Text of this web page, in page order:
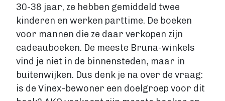
30-38 jaar, ze hebben gemiddeld twee
kinderen en werken parttime. De boeken
voor mannen die ze daar verkopen zijn
cadeauboeken. De meeste Bruna-winkels
vind je niet in de binnensteden, maar in
buitenwijken. Dus denk je na over de vraag:
is de Vinex-bewoner een doelgroep voor dit